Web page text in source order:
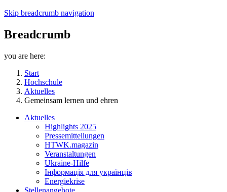
Skip breadcrumb navigation
Breadcrumb
you are here:
Start
Hochschule
Aktuelles
Gemeinsam lernen und ehren
Aktuelles
Highlights 2025
Pressemitteilungen
HTWK.magazin
Veranstaltungen
Ukraine-Hilfe
Інформація для українців
Energiekrise